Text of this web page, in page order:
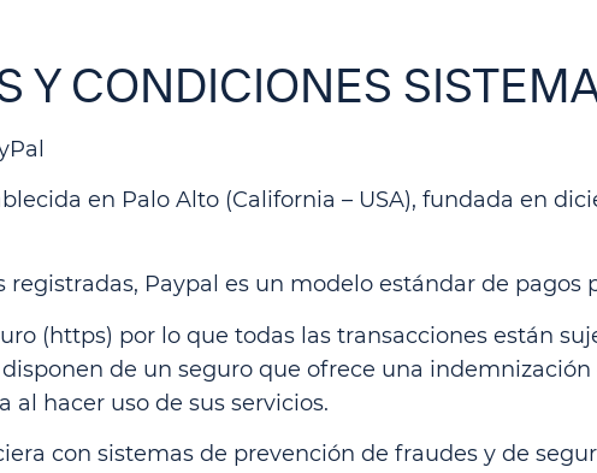
Y CONDICIONES
en Palo Alto (California – USA), fundada en
registradas, Paypal es un modelo estándar de pagos
(https) por lo que todas las transacciones están
de un seguro que ofrece una
hacer uso de sus servicios.
con sistemas de prevención de fraudes y de